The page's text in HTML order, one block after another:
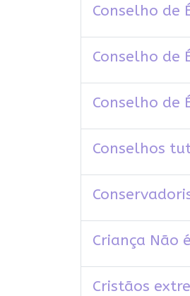
Conselho de
Conselho de
Conselho de
Conselhos
Criança Não
Cristãos